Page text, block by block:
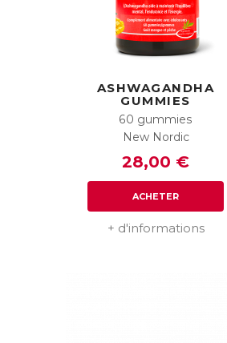
ASHWAGANDHA
GUMMIES
60 gummies
New Nordic
28,00 €
ACHETER
+ d'informations